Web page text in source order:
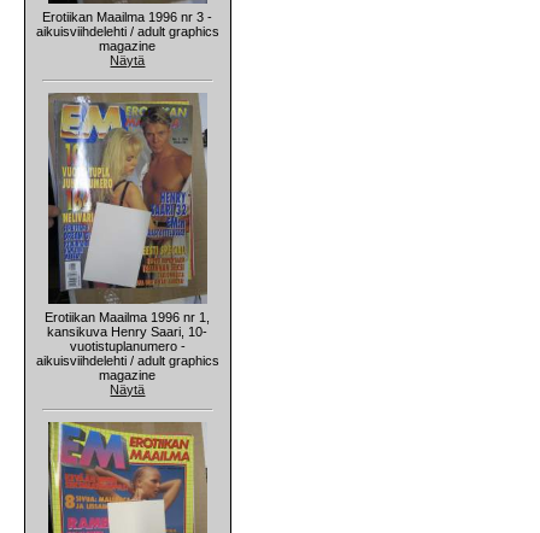
Erotiikan Maailma 1996 nr 3 -
aikuisviihdelehti / adult graphics
magazine
Näytä
Erotiikan Maailma 1996 nr 1,
kansikuva Henry Saari, 10-
vuotistuplanumero -
aikuisviihdelehti / adult graphics
magazine
Näytä